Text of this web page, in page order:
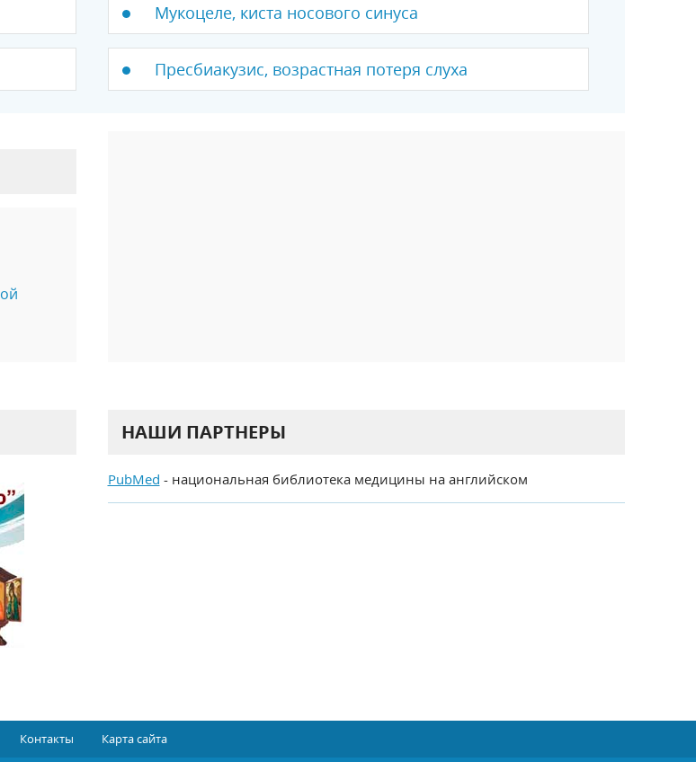
Мукоцеле, киста носового синуса
Пресбиакузис, возрастная потеря слуха
НАШИ ПАРТНЕРЫ
PubMed - национальная библиотека медицины на английском
Контакты Карта сайта